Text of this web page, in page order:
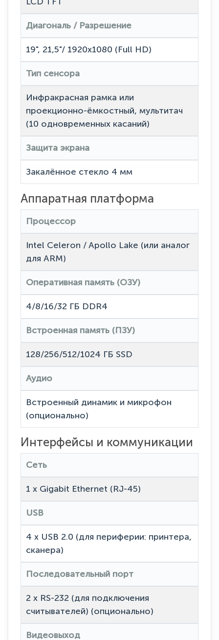
Диагональ / Разрешение
19", 21,5"/ 1920x1080 (Full HD)
Тип сенсора
Инфракрасная рамка или
проекционно-ёмкостный, мультитач
(10 одновременных касаний)
Защита экрана
Закалённое стекло 4 мм
Аппаратная платформа
Процессор
Intel Celeron / Apollo Lake (или аналог
для ARM)
Оперативная память (ОЗУ)
4/8/16/32 ГБ DDR4
Встроенная память (ПЗУ)
128/256/512/1024 ГБ SSD
Аудио
Встроенный динамик и микрофон
(опционально)
Интерфейсы и коммуникации
Сеть
1 x Gigabit Ethernet (RJ-45)
USB
4 x USB 2.0 (для периферии: принтера,
сканера)
Последовательный порт
2 x RS-232 (для подключения
считывателей) (опционально)
Видеовыход